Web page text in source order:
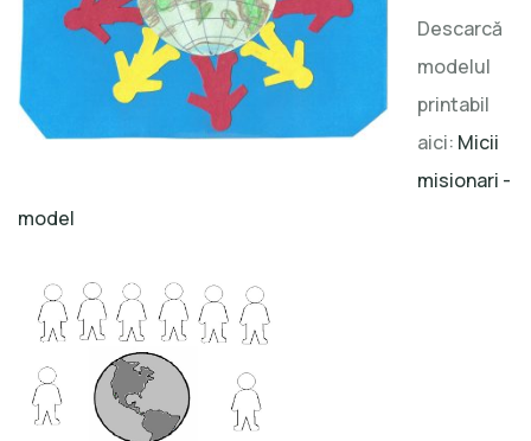
Descarcă
modelul
printabil
aici: Micii
misionari -
model